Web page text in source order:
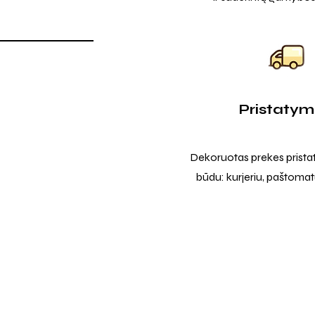
Dekoruotas prekes
būdu: kurjeriu,